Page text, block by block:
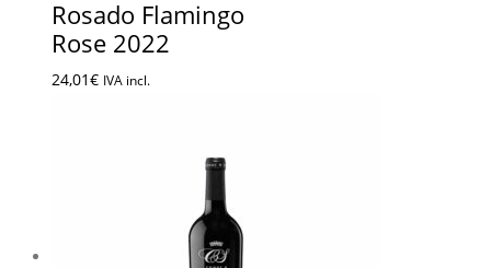
Rosado Flamingo
Rose 2022
24,01€ IVA incl.